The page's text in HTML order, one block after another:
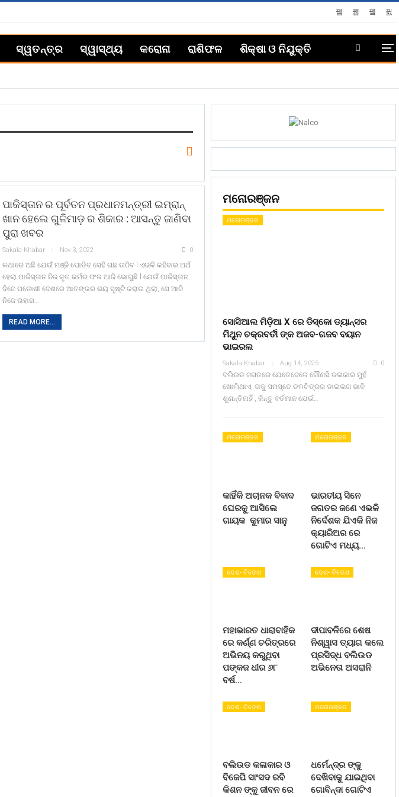
ସ୍ୱତନ୍ତ୍ର ସ୍ୱାସ୍ଥ୍ୟ କରୋନା ରାଶିଫଳ ଶିକ୍ଷା ଓ ନିଯୁକ୍ତି
ପାକିସ୍ତାନ ର ପୂର୍ବତନ ପ୍ରଧାନମନ୍ତ୍ରୀ ଇମ୍ରାନ୍
ଖାନ ହେଲେ ଗୁଳିମାଡ଼ ର ଶିକାର : ଆସନ୍ତୁ ଜାଣିବା
ପୁରା ଖବର
Sakala Khabar Nov 3, 2022 0
କଥାରେ ଅଛି ଯେଉଁ ମଞ୍ଜି ପୋତିବ ସେହି ଗଛ ଉଠିବ l ଏଭଳି କହିବାର ଅର୍ଥ
ହେଲା ପାକିସ୍ତାନ ନିଜ କୃତ କର୍ମର ଫଳ ଆଜି ଭୋଗୁଛି l ଯେଉଁ ପାକିସ୍ତାନ
ଦିନେ ପଡୋଶୀ ଦେଶରେ ଆତଙ୍କର ଭୟ ସୃଷ୍ଟି କରାଉ ଥିଲା, ସେ ଆଜି
ନିଜେ ତାହାର…
READ MORE...
ମନୋରଞ୍ଜନ
ମନୋରଞ୍ଜନ
ସୋସିଆଲ ମିଡ଼ିଆ X ରେ ଡିସ୍କୋ ଡ୍ୟାନ୍ସର
ମିଥୁନ ଚକ୍ରବର୍ତୀ ଙ୍କ ଅଜବ-ଗଜବ ବୟାନ
ଭାଇରଲ
Sakala Khabar Aug 14, 2025 0
ବଲିଉଡ ଜଗତରେ ଯେତେବେଳେ କୌଣସି କଳାକାର ମୁହଁ
ଖୋଲିଥାଏ, ତାକୁ ସମସ୍ତେ ଚଳଚିତ୍ରର ଡାଇଲଗ ଭାବି
ଶୁଣନ୍ତିନାହିଁ , କିନ୍ତୁ ବର୍ତମାନ ଯେଉଁ…
ମନୋରଞ୍ଜନ
କାହିଁକି ଅଚାନକ ବିବାଦ
ଘେରକୁ ଆସିଲେ
ଗାୟକ କୁମାର ସାନୁ
ମନୋରଞ୍ଜନ
ଭାରତୀୟ ସିନେ
ଜଗତର ଜଣେ ଏଭଳି
ନିର୍ଦେଶକ ଯିଏକି ନିଜ
କ୍ୟାରିଅର ରେ
ଗୋଟିଏ ମଧ୍ୟ…
ଦେଶ- ବିଦେଶ
ମହାଭାରତ ଧାରାବାହିକ
ରେ କର୍ଣ୍ଣ ଚରିତ୍ରରେ
ଅଭିନୟ କରୁଥିବା
ପଙ୍କଜ ଧୀର ୬୮
ବର୍ଷ…
ଦେଶ- ବିଦେଶ
ଦୀପାବଳିରେ ଶେଷ
ନିଶ୍ୱାସ ତ୍ୟାଗ କଲେ
ପ୍ରସିଦ୍ଧ ବଲିଉଡ
ଅଭିନେତା ଅସରାନି
ଦେଶ- ବିଦେଶ
ବଲିଉଡ କଳାକାର ଓ
ବିଜେପି ସାଂସଦ ରବି
କିଶନ ଙ୍କୁ ଜୀବନ ରେ
ମନୋରଞ୍ଜନ
ଧର୍ମେନ୍ଦ୍ର ଙ୍କୁ
ଦେଖିବାକୁ ଯାଇଥିବା
ଗୋବିନ୍ଦା ଗୋଟିଏ